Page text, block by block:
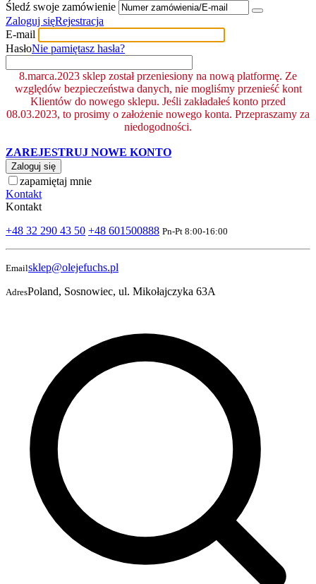
Śledź swoje zamówienie
Zaloguj sięRejestracja
E-mail
HasłoNie pamiętasz hasła?
8.marca.2023 sklep został przeniesiony na nową platformę. Ze
względów bezpieczeństwa danych, nie mogliśmy przenieść kont
Klientów do nowego sklepu. Jeśli zakładałeś konto przed
08.03.2023, to prosimy o założenie nowego konta. Przepraszamy za
niedogodności.
ZAREJESTRUJ NOWE KONTO
Zaloguj się
zapamiętaj mnie
Kontakt
Kontakt
+48 32 290 43 50 +48 601500888 Pn-Pt 8:00-16:00
Emailsklep@olejefuchs.pl
AdresPoland, Sosnowiec, ul. Mikołajczyka 63A